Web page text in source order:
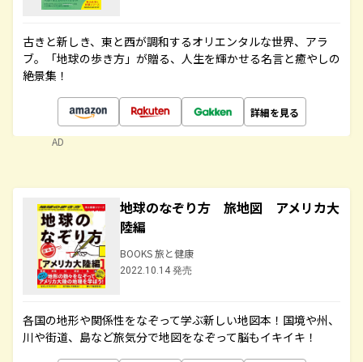
古きと新しき、東と西が調和するオリエンタルな世界、アラ
ブ。「地球の歩き方」が贈る、人生を輝かせる名言と癒やしの
絶景集！
詳細を見る
AD
地球のなぞり方 旅地図 アメリカ大
陸編
BOOKS 旅と健康
2022.10.14 発売
各国の地形や関係性をなぞって学ぶ新しい地図本！国境や州、
川や街道、島など旅気分で地図をなぞって脳もイキイキ！